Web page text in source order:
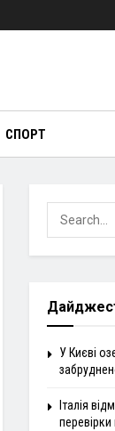
СПОРТ
У Києві
Італія